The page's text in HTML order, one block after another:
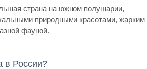
страна на южном полушарии,
природными красотами, жарким
фауной.
в России?